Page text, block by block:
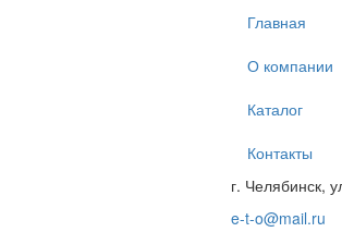
Главная
О компании
Каталог
Контакты
г. Челябинск,
e-t-o@mail.ru